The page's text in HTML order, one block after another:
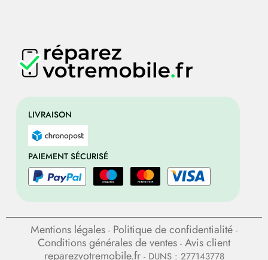
LIVRAISON
PAIEMENT SÉCURISÉ
Mentions légales - Politique de confidentialité -
Conditions générales de ventes - Avis client
reparezvotremobile.fr- DUNS : 277143778